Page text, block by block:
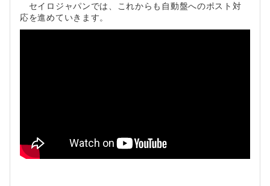
セイロジャパンでは、これからも自動盤へのポスト対
応を進めていきます。